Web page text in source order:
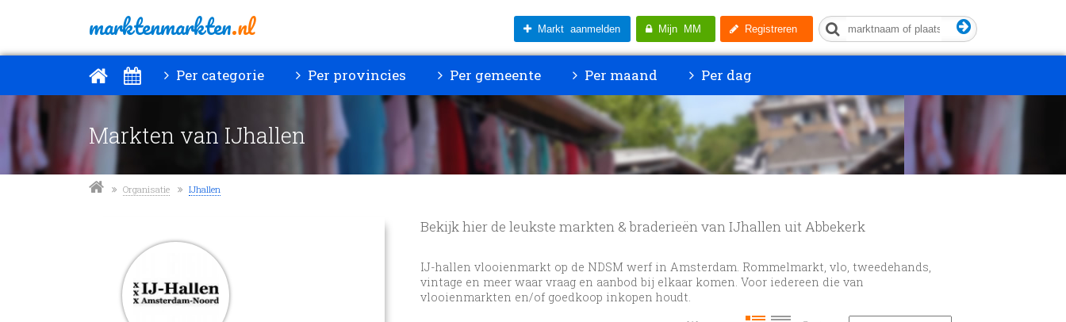
marktenmarkten.nl Registreren
Mijn MM
Markt aanmelden
Per categorie Per provincies Per gemeente Per maand Per dag
Markten van IJhallen
Organisatie IJhallen
Bekijk hier de leukste markten & braderieën van IJhallen uit Abbekerk
IJ-hallen vlooienmarkt op de NDSM werf in Amsterdam. Rommelmarkt, vlo, tweedehands,
vintage en meer waar vraag en aanbod bij elkaar komen. Voor iedereen die van
vlooienmarkten en/of goedkoop inkopen houdt.